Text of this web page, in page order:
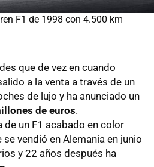
F1 de 1998 con 4.500 km
que de vez en cuando
a la venta a través de un
de lujo y ha anunciado un
de euros.
un F1 acabado en color
vendió en Alemania en junio
y 22 años después ha